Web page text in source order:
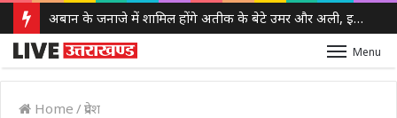
अबान के जनाजे में शामिल होंगे अतीक के बेटे उमर और अली, इलाहाबाद हाईकोर्ट ने दी पैरोल
Menu
Home /प्रदेश